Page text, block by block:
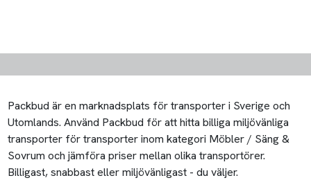
Packbud är en marknadsplats för transporter i Sverige och
Utomlands. Använd Packbud för att hitta billiga miljövänliga
transporter för transporter inom kategori Möbler / Säng &
Sovrum och jämföra priser mellan olika transportörer.
Billigast, snabbast eller miljövänligast - du väljer.